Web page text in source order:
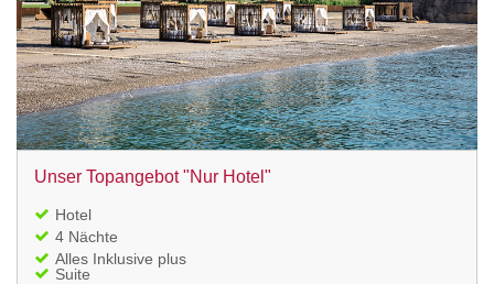
Unser Topangebot "Nur Hotel"
Hotel
4 Nächte
Alles Inklusive plus
Suite